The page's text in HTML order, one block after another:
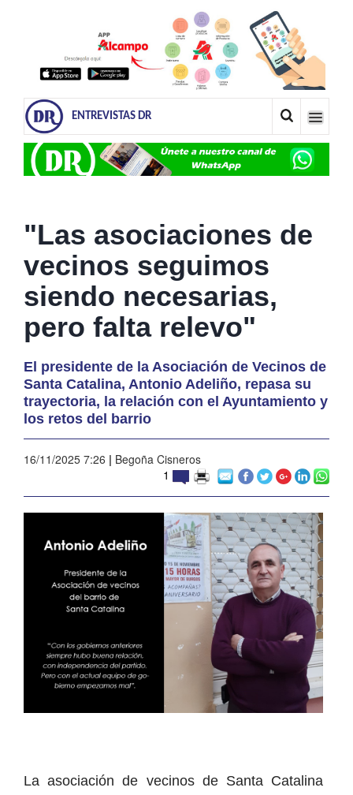
ENTREVISTAS DR
"Las asociaciones de
vecinos seguimos
siendo necesarias,
pero falta relevo"
El presidente de la Asociación de Vecinos de
Santa Catalina, Antonio Adeliño, repasa su
trayectoria, la relación con el Ayuntamiento y
los retos del barrio
16/11/2025 7:26 | Begoña Cisneros
1
La asociación de vecinos de Santa Catalina